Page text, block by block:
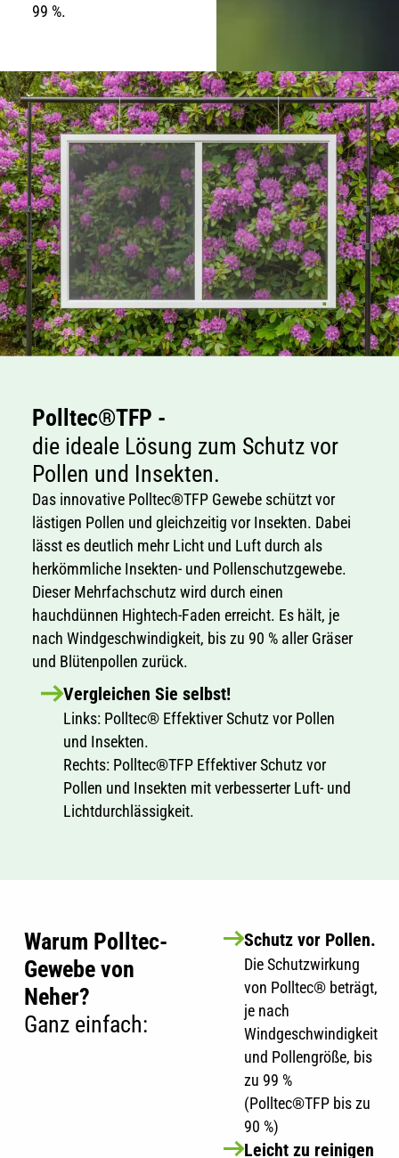
99 %.
Polltec®TFP -
die ideale Lösung zum Schutz vor
Pollen und Insekten.
Das innovative Polltec®TFP Gewebe schützt vor
lästigen Pollen und gleichzeitig vor Insekten. Dabei
lässt es deutlich mehr Licht und Luft durch als
herkömmliche Insekten- und Pollenschutzgewebe.
Dieser Mehrfachschutz wird durch einen
hauchdünnen Hightech-Faden erreicht. Es hält, je
nach Windgeschwindigkeit, bis zu 90 % aller Gräser
und Blütenpollen zurück.
Vergleichen Sie selbst!
Links: Polltec® Effektiver Schutz vor Pollen
und Insekten.
Rechts: Polltec®TFP Effektiver Schutz vor
Pollen und Insekten mit verbesserter Luft- und
Lichtdurchlässigkeit.
Warum Polltec-
Gewebe von
Neher?
Ganz einfach:
Schutz vor Pollen.
Die Schutzwirkung
von Polltec® beträgt,
je nach
Windgeschwindigkeit
und Pollengröße, bis
zu 99 %
(Polltec®TFP bis zu
90 %)
Leicht zu reinigen